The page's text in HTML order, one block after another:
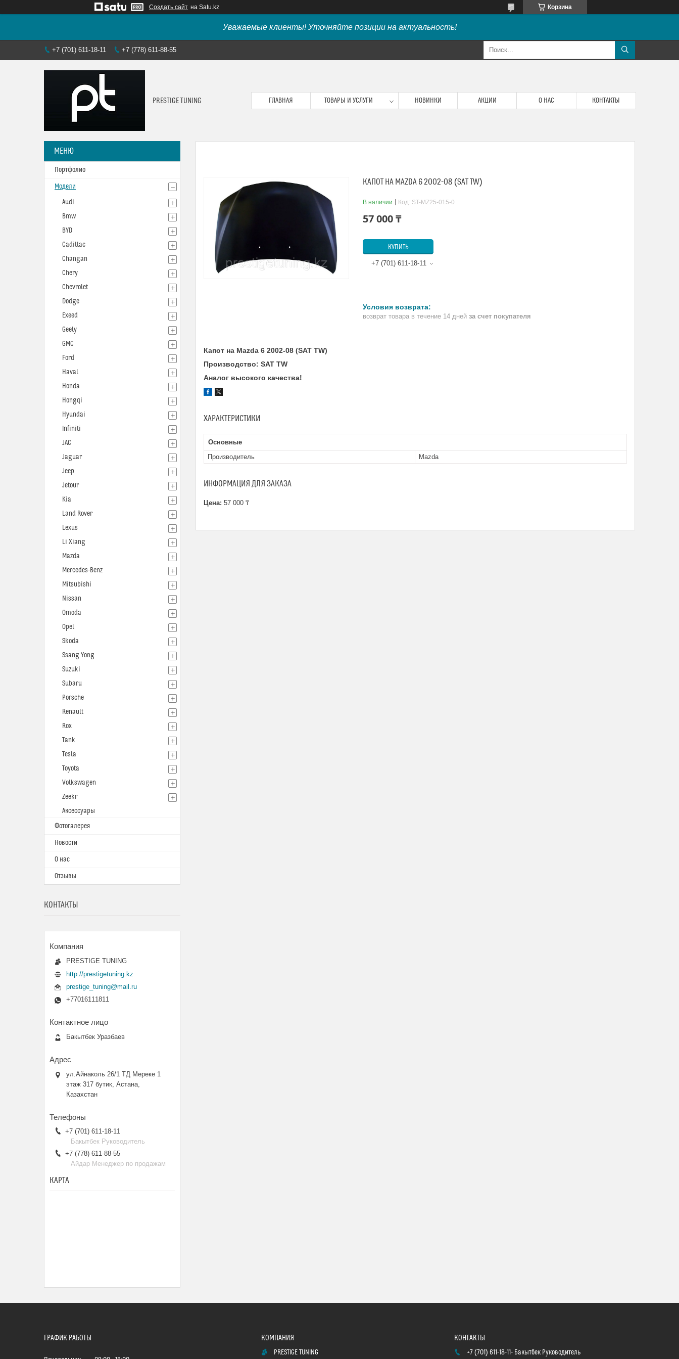
Создать сайт на Satu.kz Корзина
Уважаемые клиенты! Уточняйте позиции на актуальность!
+7 (701) 611-18-11 +7 (778) 611-88-55
PRESTIGE TUNING ГЛАВНАЯ ТОВАРЫ И УСЛУГИ НОВИНКИ АКЦИИ О НАС КОНТАКТЫ
КАПОТ НА MAZDA 6 2002-08 (SAT TW)
В наличии Код: ST-MZ25-015-0
57 000 ₸
КУПИТЬ
+7 (701) 611-18-11
возврат товара в течение 14 дней за счет покупателя
Капот на Mazda 6 2002-08 (SAT TW)
Производство: SAT TW
Аналог высокого качества!
ХАРАКТЕРИСТИКИ
Основные
Производитель
Mazda
ИНФОРМАЦИЯ ДЛЯ ЗАКАЗА
Цена: 57 000 ₸
Портфолио
Модели
Audi
Bmw
BYD
Cadillac
Changan
Chery
Chevrolet
Dodge
Exeed
Geely
GMC
Ford
Haval
Honda
Hongqi
Hyundai
Infiniti
JAC
Jaguar
Jeep
Jetour
Kia
Land Rover
Lexus
Li Xiang
Mazda
Mercedes-Benz
Mitsubishi
Nissan
Omoda
Opel
Skoda
Ssang Yong
Suzuki
Subaru
Porsche
Renault
Rox
Tank
Tesla
Toyota
Volkswagen
Zeekr
Аксессуары
Фотогалерея
Новости
О нас
Отзывы
КОНТАКТЫ
PRESTIGE TUNING
http://prestigetuning.kz
prestige_tuning@mail.ru
+77016111811
Бакытбек Уразбаев
ул.Айнаколь 26/1 ТД Мереке 1
этаж 317 бутик, Астана,
Казахстан
+7 (701) 611-18-11
Бакытбек Руководитель
+7 (778) 611-88-55
Айдар Менеджер по продажам
КАРТА
ГРАФИК РАБОТЫ
PRESTIGE TUNING +7 (701) 611-18-11 Бакытбек Руководитель